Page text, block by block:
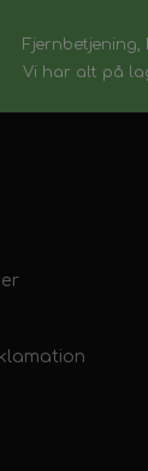
Fjernbetjening,
Vi har alt på